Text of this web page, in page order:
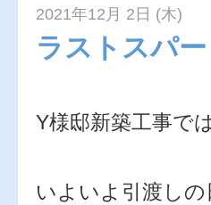
2021年12月 2日 (木)
ラストスパー
Y様邸新築工事で
いよいよ引渡し